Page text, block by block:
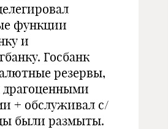
функции
и
Госбанк
резервы,
драгоценными
+ обслуживал с/
были размыты.